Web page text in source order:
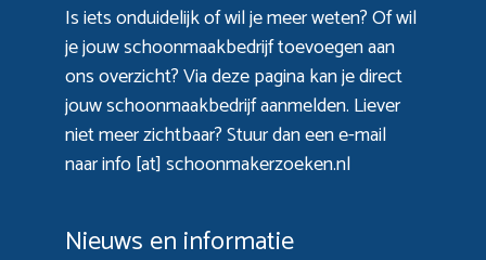
Is iets onduidelijk of wil je meer weten? Of wil
je jouw schoonmaakbedrijf toevoegen aan
ons overzicht? Viadeze paginakan je direct
jouw schoonmaakbedrijf aanmelden. Liever
niet meer zichtbaar? Stuur dan een e-mail
naar info [at] schoonmakerzoeken.nl
Nieuws en informatie